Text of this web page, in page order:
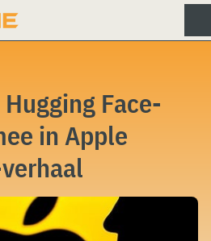
Face-
in Apple